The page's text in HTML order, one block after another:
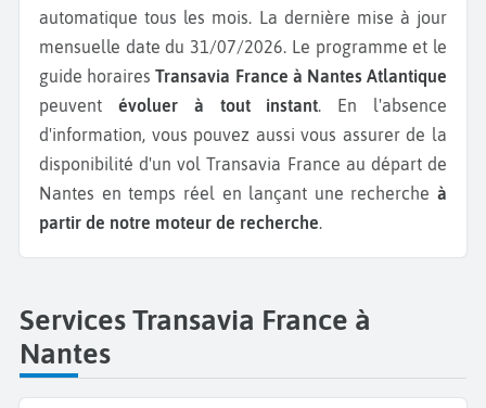
automatique tous les mois. La dernière mise à jour
mensuelle date du 31/07/2026. Le programme et le
guide horairesTransavia France à Nantes Atlantique
peuvent évoluer à tout instant. En l'absence
d'information, vous pouvez aussi vous assurer de la
disponibilité d'un vol Transavia France au départ de
Nantes en temps réel en lançant une recherche à
partir de notre moteur de recherche.
Services Transavia France à
Nantes